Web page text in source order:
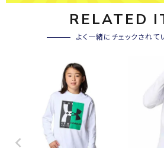
RELATED
よく一緒にチェックされて